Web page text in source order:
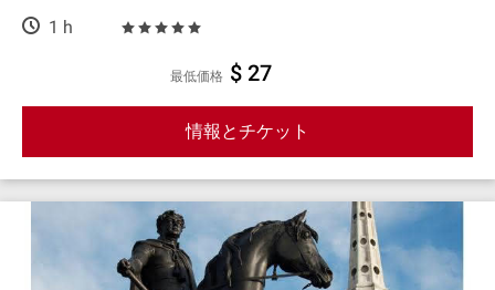
1 h
最低価格 $ 27
情報とチケット